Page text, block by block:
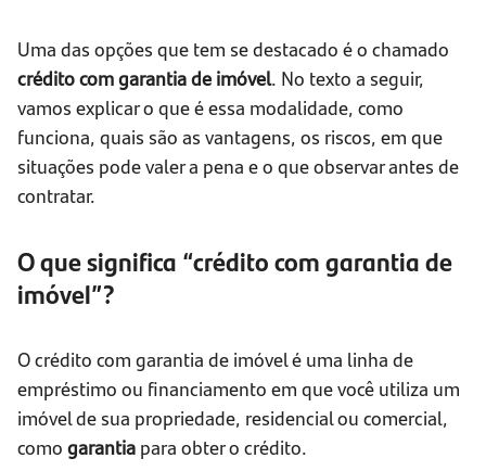
Uma das opções que tem se destacado é o chamado
crédito com garantia de imóvel. No texto a seguir,
vamos explicar o que é essa modalidade, como
funciona, quais são as vantagens, os riscos, em que
situações pode valer a pena e o que observar antes de
contratar.
O que significa “crédito com garantia de
imóvel”?
O crédito com garantia de imóvel é uma linha de
empréstimo ou financiamento em que você utiliza um
imóvel de sua propriedade, residencial ou comercial,
como garantia para obter o crédito.